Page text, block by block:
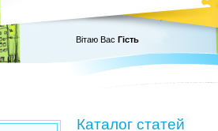
Вітаю Вас Гість
Каталог статей